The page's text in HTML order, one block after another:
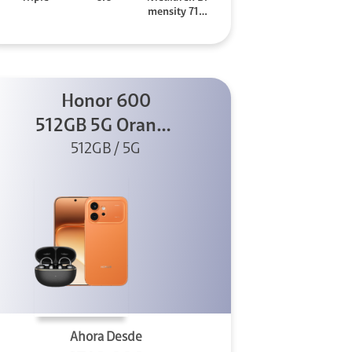
mensity 710
Honor 600
512GB 5G Orange
+ Clip 2
512GB / 5G
Ahora Desde